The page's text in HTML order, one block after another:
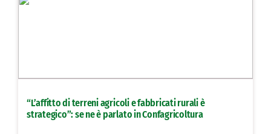
“L’affitto di terreni agricoli e fabbricati rurali è
strategico”: se ne è parlato in Confagricoltura